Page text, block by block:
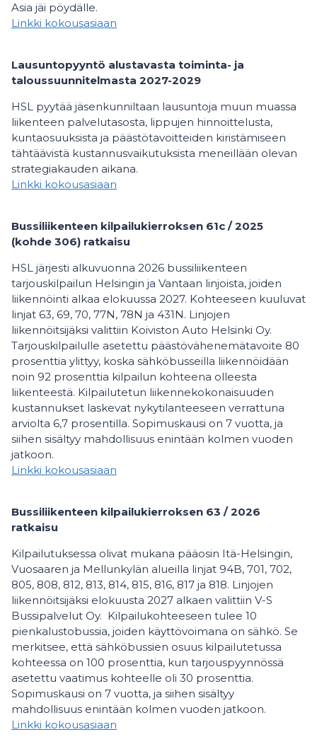
Asia jäi pöydälle.
Linkki kokousasiaan
Lausuntopyyntö alustavasta toiminta- ja
taloussuunnitelmasta 2027-2029
HSL pyytää jäsenkunniltaan lausuntoja muun muassa
liikenteen palvelutasosta, lippujen hinnoittelusta,
kuntaosuuksista ja päästötavoitteiden kiristämiseen
tähtäävistä kustannusvaikutuksista meneillään olevan
strategiakauden aikana.
Linkki kokousasiaan
Bussiliikenteen kilpailukierroksen 61c / 2025
(kohde 306) ratkaisu
HSL järjesti alkuvuonna 2026 bussiliikenteen
tarjouskilpailun Helsingin ja Vantaan linjoista, joiden
liikennöinti alkaa elokuussa 2027. Kohteeseen kuuluvat
linjat 63, 69, 70, 77N, 78N ja 431N. Linjojen
liikennöitsijäksi valittiin Koiviston Auto Helsinki Oy.
Tarjouskilpailulle asetettu päästövähenemätavoite 80
prosenttia ylittyy, koska sähköbusseilla liikennöidään
noin 92 prosenttia kilpailun kohteena olleesta
liikenteestä. Kilpailutetun liikennekokonaisuuden
kustannukset laskevat nykytilanteeseen verrattuna
arviolta 6,7 prosentilla. Sopimuskausi on 7 vuotta, ja
siihen sisältyy mahdollisuus enintään kolmen vuoden
jatkoon.
Linkki kokousasiaan
Bussiliikenteen kilpailukierroksen 63 / 2026
ratkaisu
Kilpailutuksessa olivat mukana pääosin Itä-Helsingin,
Vuosaaren ja Mellunkylän alueilla linjat 94B, 701, 702,
805, 808, 812, 813, 814, 815, 816, 817 ja 818. Linjojen
liikennöitsijäksi elokuusta 2027 alkaen valittiin V-S
Bussipalvelut Oy. Kilpailukohteeseen tulee 10
pienkalustobussia, joiden käyttövoimana on sähkö. Se
merkitsee, että sähköbussien osuus kilpailutetussa
kohteessa on 100 prosenttia, kun tarjouspyynnössä
asetettu vaatimus kohteelle oli 30 prosenttia.
Sopimuskausi on 7 vuotta, ja siihen sisältyy
mahdollisuus enintään kolmen vuoden jatkoon.
Linkki kokousasiaan